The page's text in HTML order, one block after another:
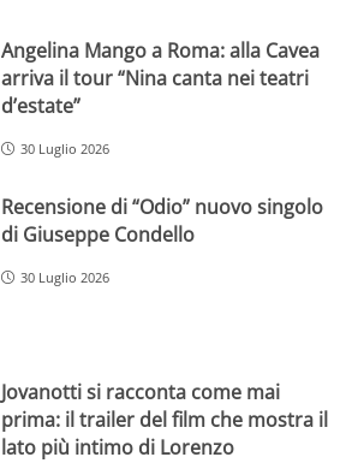
Angelina Mango a Roma: alla Cavea
arriva il tour “Nina canta nei teatri
d’estate”
30 Luglio 2026
Recensione di “Odio” nuovo singolo
di Giuseppe Condello
30 Luglio 2026
Jovanotti si racconta come mai
prima: il trailer del film che mostra il
lato più intimo di Lorenzo